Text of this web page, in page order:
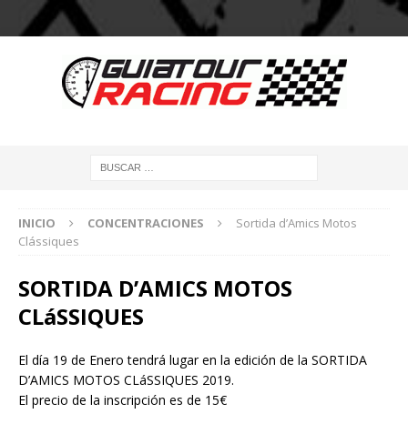
INICIO CONCENTRACIONES
Sortida d’Amics Motos
Clássiques
SORTIDA D’AMICS MOTOS
CLáSSIQUES
El día 19 de Enero tendrá lugar en la edición de la SORTIDA
D’AMICS MOTOS CLáSSIQUES 2019.
El precio de la inscripción es de 15€